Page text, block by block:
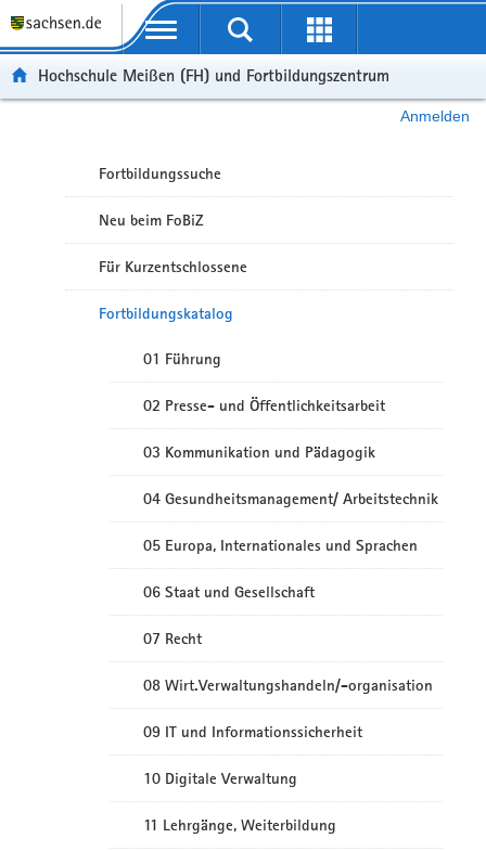
Portalübergreifende Navigation
Hochschule Meißen (FH) und Fortbildungszentrum
Anmelden
Fortbildungssuche
Neu beim FoBiZ
Für Kurzentschlossene
Fortbildungskatalog
01 Führung
02 Presse- und Öffentlichkeitsarbeit
03 Kommunikation und Pädagogik
04 Gesundheitsmanagement/ Arbeitstechnik
05 Europa, Internationales und Sprachen
06 Staat und Gesellschaft
07 Recht
08 Wirt.Verwaltungshandeln/-organisation
09 IT und Informationssicherheit
10 Digitale Verwaltung
11 Lehrgänge, Weiterbildung